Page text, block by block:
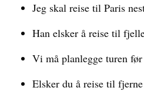
Jeg skal reise til Paris
Han elsker å reise til
Vi må planlegge turen
Elsker du å reise til